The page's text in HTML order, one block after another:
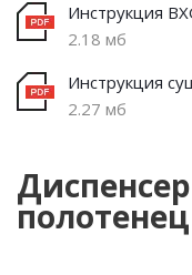
Инструкция
2.18 мб
Инструкция
2.27 мб
полотенец